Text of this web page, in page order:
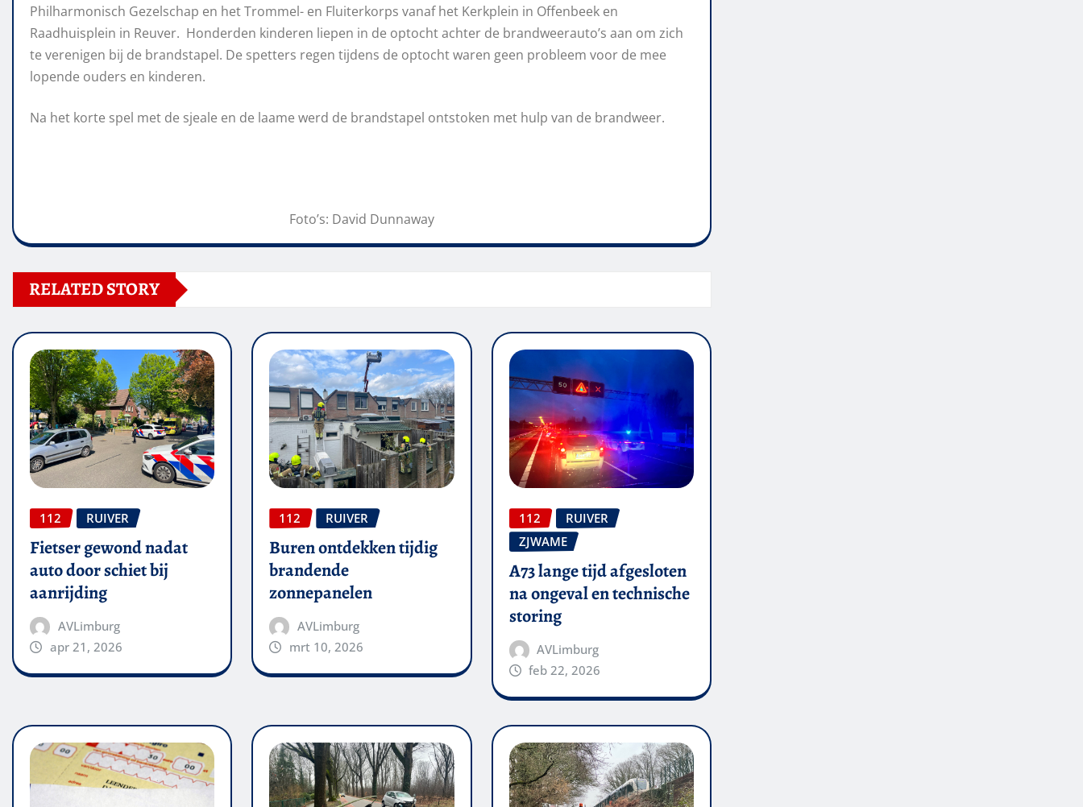
Philharmonisch Gezelschap en het Trommel- en Fluiterkorps vanaf het Kerkplein in Offenbeek en
Raadhuisplein in Reuver. Honderden kinderen liepen in de optocht achter de brandweerauto’s aan om zich
te verenigen bij de brandstapel. De spetters regen tijdens de optocht waren geen probleem voor de mee
lopende ouders en kinderen.
Na het korte spel met de sjeale en de laame werd de brandstapel ontstoken met hulp van de brandweer.
Foto’s: David Dunnaway
RELATED STORY
112 RUIVER
Fietser gewond nadat
auto door schiet bij
aanrijding
AVLimburg
apr 21, 2026
112 RUIVER
Buren ontdekken tijdig
brandende
zonnepanelen
AVLimburg
mrt 10, 2026
112
RUIVER
ZJWAME
A73 lange tijd afgesloten
na ongeval en technische
storing
AVLimburg
feb 22, 2026